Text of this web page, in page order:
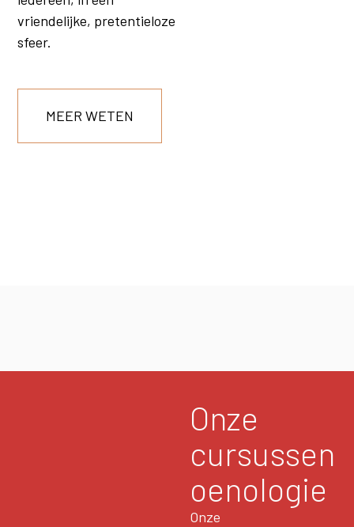
vriendelijke, pretentieloze
sfeer.
MEER WETEN
Onze
cursussen
oenologie
Onze